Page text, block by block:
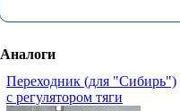
Аналоги
Переходник (для "Сибирь")
с регулятором тяги